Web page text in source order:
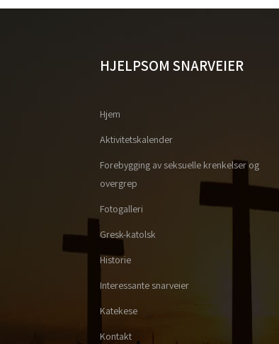
HJELPSOM SNARVEIER
Hjem
Aktivitetskalender
Forebygging av seksuelle krenkelser og
overgrep
Fotogalleri
Gresk-katolsk
Historie
Interessante snarveier
Katekese
Kontakt